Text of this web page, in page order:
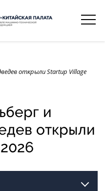
открыли Startup Village
и
открыли